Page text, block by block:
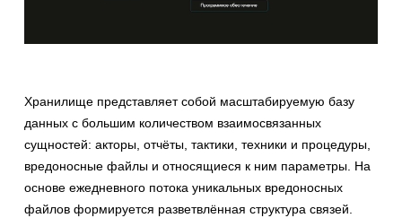
Хранилище представляет собой масштабируемую базу
данных с большим количеством взаимосвязанных
сущностей: акторы, отчёты, тактики, техники и процедуры,
вредоносные файлы и относящиеся к ним параметры. На
основе ежедневного потока уникальных вредоносных
файлов формируется разветвлённая структура связей.